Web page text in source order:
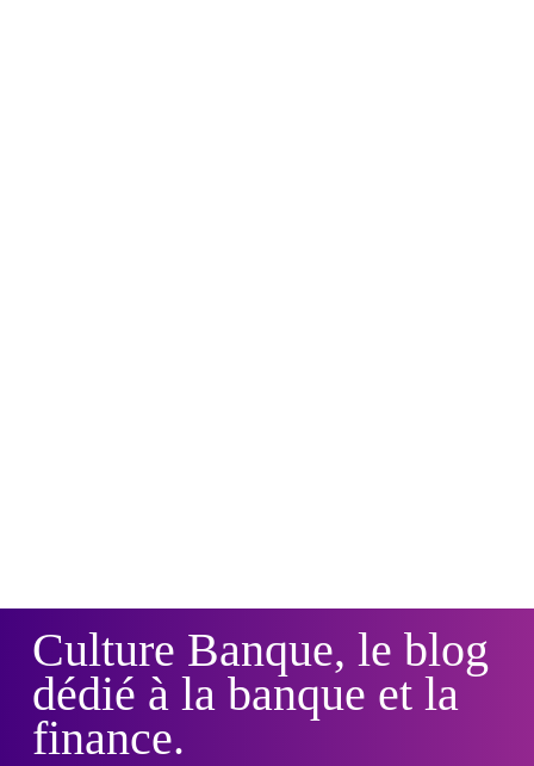
Culture Banque, le blog
dédié à la banque et la
finance.